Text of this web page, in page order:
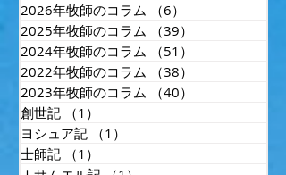
2026年牧師のコラム
（6）
2025年牧師のコラム
（39）
2024年牧師のコラム
（51）
2022年牧師のコラム
（38）
2023年牧師のコラム
（40）
創世記
（1）
ヨシュア記
（1）
士師記
（1）